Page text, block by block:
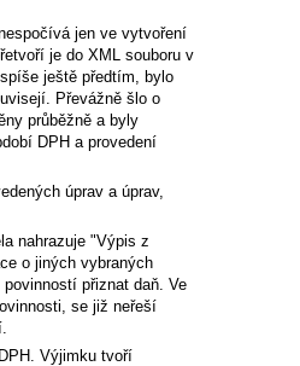
jen ve vytvoření
je do XML souboru v
ještě předtím, bylo
Převážně šlo o
průběžně a byly
DPH a provedení
úprav a úprav,
nahrazuje "Výpis z
o jiných vybraných
přiznat daň. Ve
se již neřeší
Výjimku tvoří